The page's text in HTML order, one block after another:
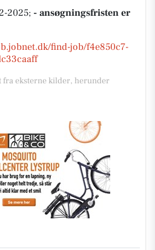
2025; - ansøgningsfristen er
find-job/f4e850c7-
fra eksterne kilder, herunder